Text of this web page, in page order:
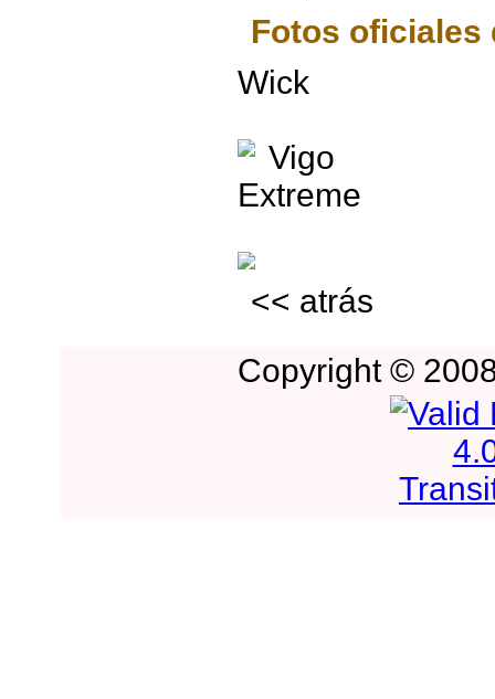
Fotos oficiales
Wick
<< atrás
Copyright ©